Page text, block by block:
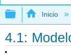
Inicio
4.1: